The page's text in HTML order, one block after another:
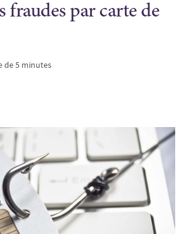
fraudes par carte de
de 5 minutes